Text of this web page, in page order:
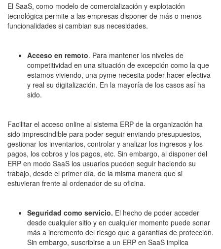
El SaaS, como modelo de comercialización y explotación
tecnológica permite a las empresas disponer de más o menos
funcionalidades si cambian sus necesidades.
Acceso en remoto. Para mantener los niveles de
competitividad en una situación de excepción como la que
estamos viviendo, una pyme necesita poder hacer efectiva
y real su digitalización. En la mayoría de los casos así ha
sido.
Facilitar el acceso online al sistema ERP de la organización ha
sido imprescindible para poder seguir enviando presupuestos,
gestionar los inventarios, controlar y analizar los ingresos y los
pagos, los cobros y los pagos, etc. Sin embargo, al disponer del
ERP en modo SaaS los usuarios pueden seguir haciendo su
trabajo, desde el primer día, de la misma manera que si
estuvieran frente al ordenador de su oficina.
Seguridad como servicio. El hecho de poder acceder
desde cualquier sitio y en cualquier momento puede sonar
más a incremento del riesgo que a garantías de protección.
Sin embargo, suscribirse a un ERP en SaaS implica